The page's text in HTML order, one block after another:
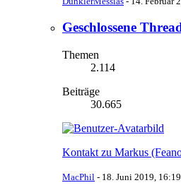
Geschlossene
Themen
2.114
Beiträge
30.665
Kontakt zu Markus
MacPhil - 18. Juni 2019, 16:19